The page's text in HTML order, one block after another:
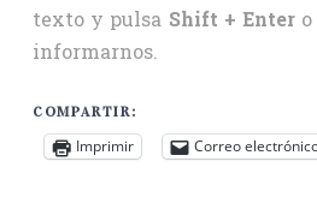
texto y pulsa Shift + Enter
informarnos.
COMPARTIR:
Imprimir Correo